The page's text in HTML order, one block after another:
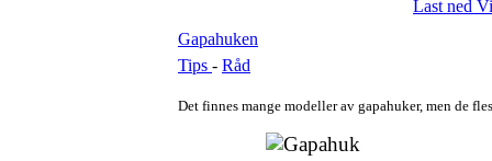
Last ned
Gapahuken
Tips - Råd
Det finnes mange modeller av gapahuker, men de